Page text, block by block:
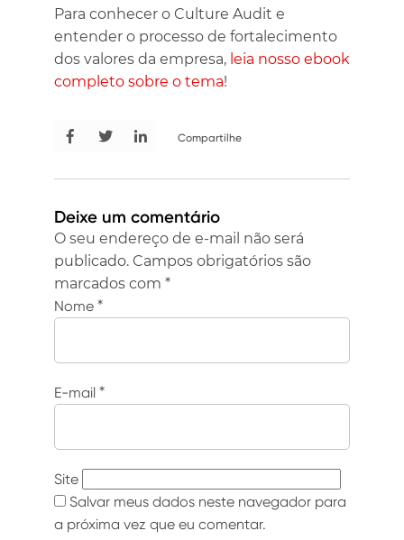
Para conhecer o Culture Audit e
entender o processo de fortalecimento
dos valores da empresa, leia nosso ebook
completo sobre o tema!
Compartilhe
Deixe um comentário
O seu endereço de e-mail não será
publicado. Campos obrigatórios são
marcados com *
Nome *
E-mail *
Site
Salvar meus dados neste navegador para
a próxima vez que eu comentar.